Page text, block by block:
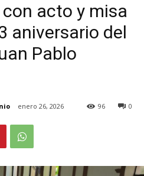
acto y misa
aniversario del
Pablo
enero 26, 2026 0
96